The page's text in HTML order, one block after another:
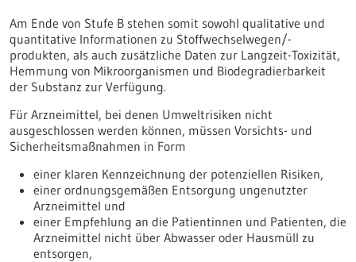
Am Ende von Stufe B stehen somit sowohl qualitative und
quantitative Informationen zu Stoffwechselwegen/-
produkten, als auch zusätzliche Daten zur Langzeit-Toxizität,
Hemmung von Mikroorganismen und Biodegradierbarkeit
der Substanz zur Verfügung.
Für Arzneimittel, bei denen Umweltrisiken nicht
ausgeschlossen werden können, müssen Vorsichts- und
Sicherheitsmaßnahmen in Form
einer klaren Kennzeichnung der potenziellen Risiken,
einer ordnungsgemäßen Entsorgung ungenutzter
Arzneimittel und
einer Empfehlung an die Patientinnen und Patienten, die
Arzneimittel nicht über Abwasser oder Hausmüll zu
entsorgen,